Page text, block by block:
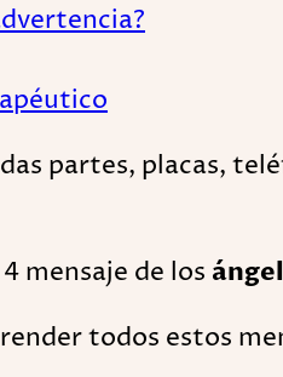
partes, placas,
mensaje de los
todos estos